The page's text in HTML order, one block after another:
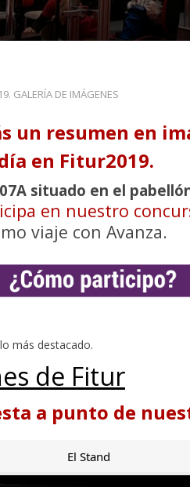
GALERÍA DE IMÁGENES
un resumen en
en Fitur2019.
situado en el
en nuestro
viaje con Avanza.
más destacado.
de Fitur
a punto de
El Stand